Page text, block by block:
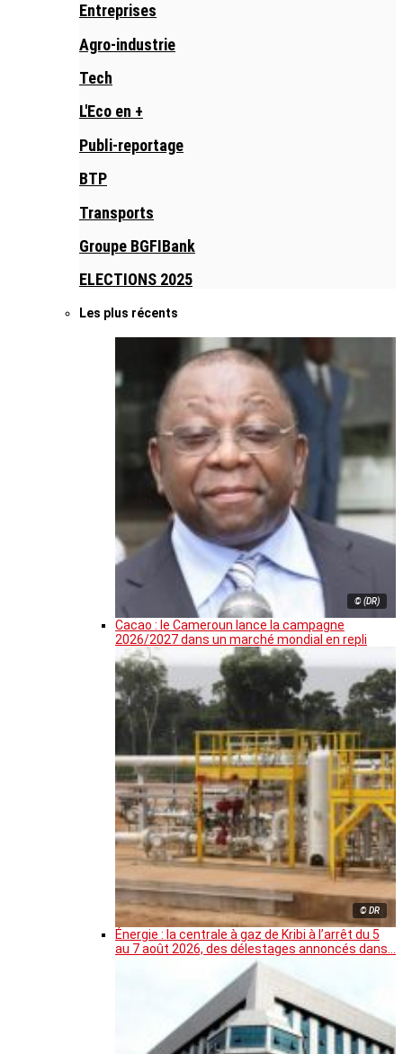
Entreprises
Agro-industrie
Tech
L'Eco en +
Publi-reportage
BTP
Transports
Groupe BGFIBank
ELECTIONS 2025
Les plus récents
© (DR)
Cacao : le Cameroun lance la campagne
2026/2027 dans un marché mondial en repli
© DR
Énergie : la centrale à gaz de Kribi à l’arrêt du 5
au 7 août 2026, des délestages annoncés dans…